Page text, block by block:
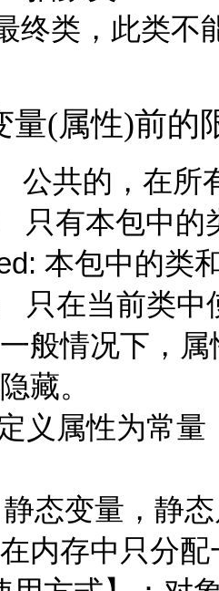
类，此类不
量(属性)前的
共的，在所
只有本包中的
本包中的类
只在当前类中
一般情况下，
藏。
义属性为常量
态变量，静
内存中只分